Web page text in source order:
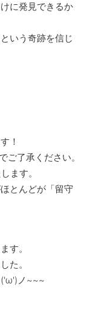
に発見できるか
いう奇跡を信じ
！
ご了承ください。
ます。
とんどが「留守
す。
た。
('ω')ノ~~~